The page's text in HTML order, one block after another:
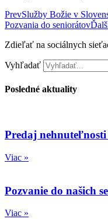
PrevSlužby Božie v
Pozvania do seniorátov
Zdieľať na sociálnych
Vyhľadať
Posledné aktuality
Predaj
Viac »
Pozvanie do našich
Viac »